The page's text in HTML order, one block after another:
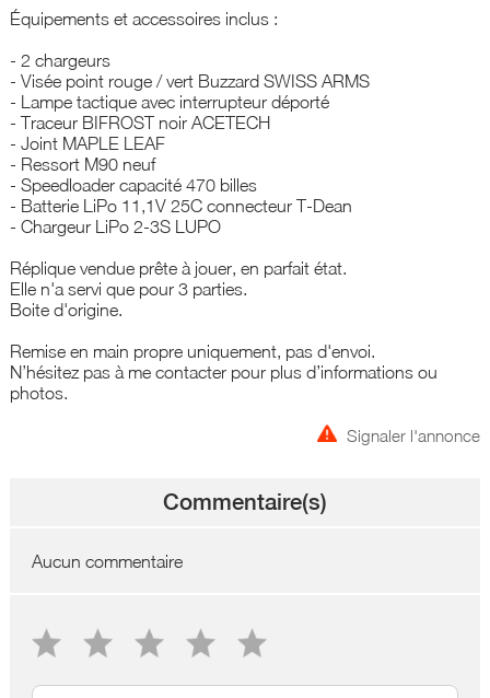
Équipements et accessoires inclus :
- 2 chargeurs
- Visée point rouge / vert Buzzard SWISS ARMS
- Lampe tactique avec interrupteur déporté
- Traceur BIFROST noir ACETECH
- Joint MAPLE LEAF
- Ressort M90 neuf
- Speedloader capacité 470 billes
- Batterie LiPo 11,1V 25C connecteur T-Dean
- Chargeur LiPo 2-3S LUPO
Réplique vendue prête à jouer, en parfait état.
Elle n'a servi que pour 3 parties.
Boite d'origine.
Remise en main propre uniquement, pas d'envoi.
N’hésitez pas à me contacter pour plus d’informations ou
photos.
Signaler l'annonce
Commentaire(s)
Aucun commentaire